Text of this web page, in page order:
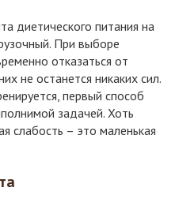
диетического питания на
При выборе
отказаться от
не останется никаких сил.
первый способ
задачей. Хоть
слабость – это маленькая